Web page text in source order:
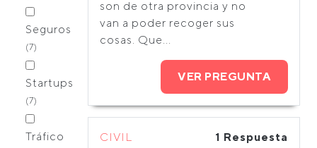
Seguros
(7)
Startups
(7)
Tráfico
son de otra provincia y no
van a poder recoger sus
cosas. Que...
VER PREGUNTA
CIVIL
1 Respuesta